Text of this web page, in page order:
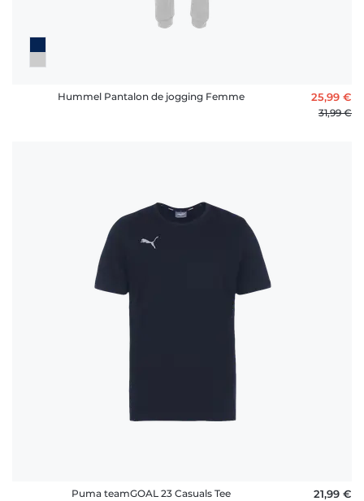
Hummel Pantalon de jogging Femme 25,99 €
31,99 €
Puma teamGOAL 23 Casuals Tee 21,99 €